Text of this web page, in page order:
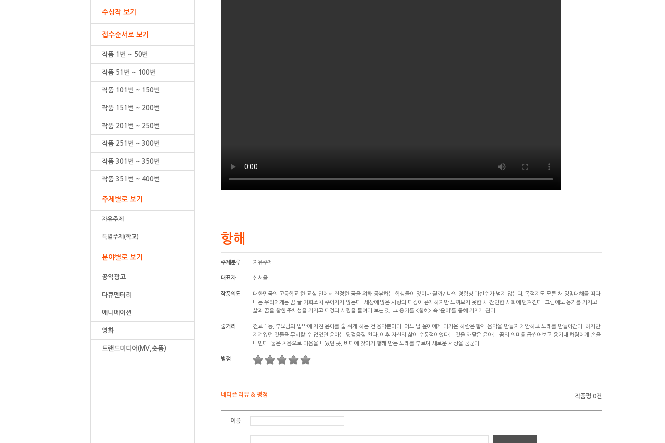
수상작 보기
접수순서로 보기
작품 1번 ~ 50번
작품 51번 ~ 100번
작품 101번 ~ 150번
작품 151번 ~ 200번
작품 201번 ~ 250번
작품 251번 ~ 300번
작품 301번 ~ 350번
작품 351번 ~ 400번
주제별로 보기
자유주제
특별주제(학교)
분야별로 보기
공익광고
다큐멘터리
애니메이션
영화
트랜드미디어(MV,숏폼)
항해
주제분류 자유주제
대표자 신서율
작품의도
대한민국의 고등학교 한 교실 안에서 진정한 꿈을 위해 공부하는 학생들이 몇이나 될까? 나의 경험상 과반수가 넘지 않는다. 목적지도 모른 채 망망대해를 떠다
니는 우리에게는 꿈 꿀 기회조차 주어지지 않는다. 세상에 많은 사랑과 다정이 존재하지만 느껴보지 못한 채 잔인한 사회에 던져진다. 그럼에도 용기를 가지고
삶과 꿈을 향한 주체성을 가지고 다정과 사랑을 들여다 보는 것. 그 용기를 <항해> 속 ‘윤아’를 통해 가지게 된다.
줄거리
전교 1등, 부모님의 압박에 지친 윤아를 숨 쉬게 하는 건 음악뿐이다. 어느 날 윤아에게 다가온 하람은 함께 음악을 만들자 제안하고 노래를 만들어간다. 하지만
지켜왔던 것들을 무시할 수 없었던 윤아는 뒷걸음질 친다. 이후 자신의 삶이 수동적이었다는 것을 깨달은 윤아는 꿈의 의미를 곱씹어보고 용기내 하람에게 손을
내민다. 둘은 처음으로 마음을 나눴던 곳, 바다에 찾아가 함께 만든 노래를 부르며 새로운 세상을 꿈꾼다.
별점
네티즌 리뷰 & 평점 작품평 0건
이름